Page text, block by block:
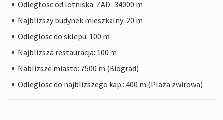
Odlegtosc od lotniska: ZAD : 34000 m
Najblizszy budynek mieszkalny: 20 m
Odleglosc do sklepu: 100 m
Najblizsza restauracja: 100 m
Nablizsze miasto: 7500 m (Biograd)
Odleglosc do najblizszego kap.: 400 m (Plaza zwirowa)